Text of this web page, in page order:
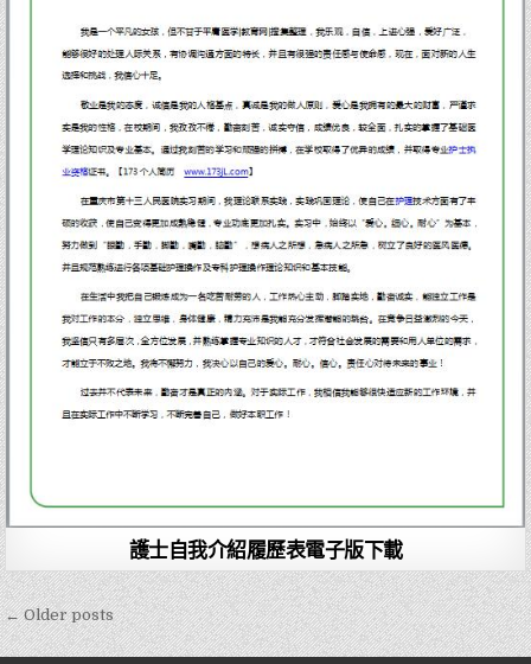
護士自我介紹履歷表電子版下載
文
← Older posts